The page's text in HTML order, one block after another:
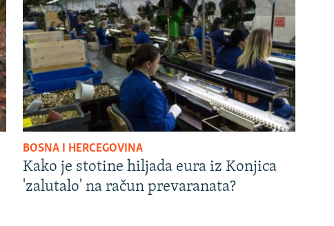
BOSNA I HERCEGOVINA
Kako je stotine hiljada eura iz Konjica
'zalutalo' na račun prevaranata?